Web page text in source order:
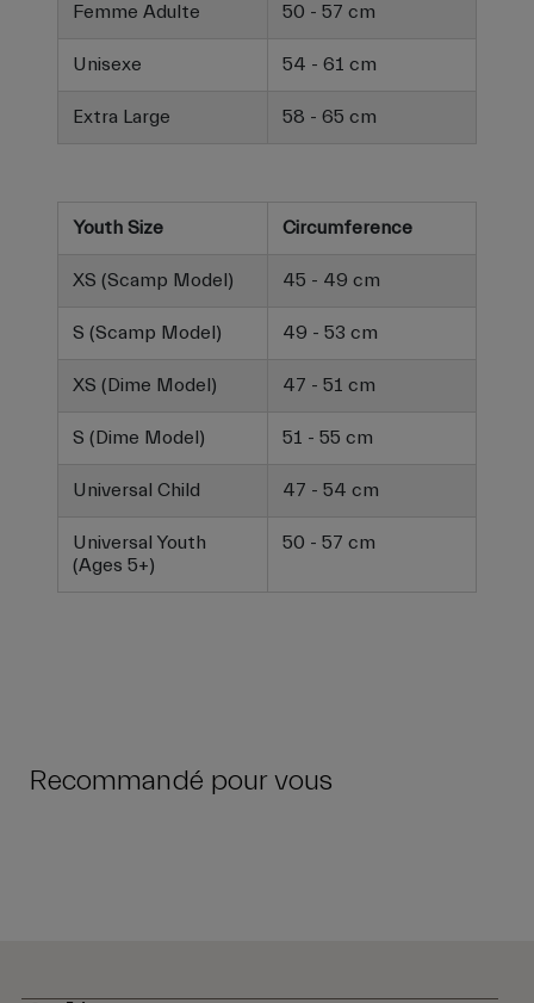
Femme Adulte 50 - 57 cm
Unisexe 54 - 61 cm
Extra Large 58 - 65 cm
Youth Size Circumference
XS (Scamp Model) 45 - 49 cm
S (Scamp Model) 49 - 53 cm
XS (Dime Model) 47 - 51 cm
S (Dime Model) 51 - 55 cm
Universal Child 47 - 54 cm
Universal Youth
(Ages 5+)
50 - 57 cm
Recommandé pour vous